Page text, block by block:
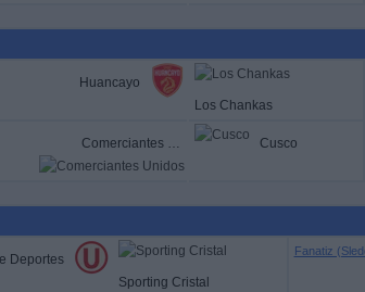
Huancayo
Los Chankas
Comerciantes Unidos Cusco
Deportes
Sporting Cristal
Fanatiz